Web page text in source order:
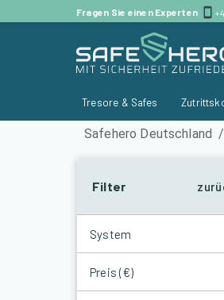
Fragen Sie einen Experten
Tresore & Safes
Safehero Deutschland /
Filter
System
Preis (€)
Alle Schlösser günstig kaufen | SafeHero